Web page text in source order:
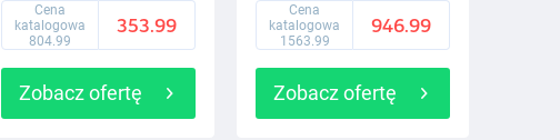
Cena
katalogowa
804.99
353.99
Zobacz ofertę
Cena
katalogowa
1563.99
946.99
Zobacz ofertę